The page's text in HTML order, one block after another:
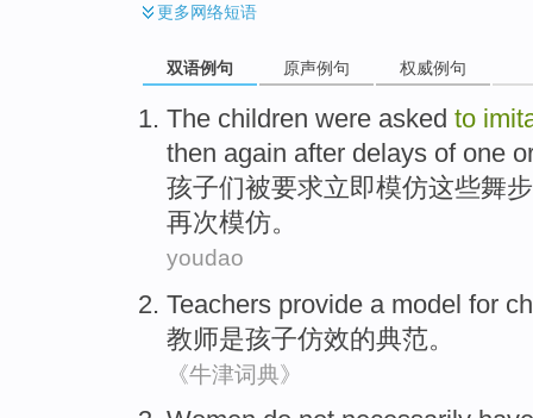
更多网络短语
双语例句 原声例句 权威例句
The children were asked to
then again after delays of one
孩子们被要求立即模仿这些舞步
再次模仿。
youdao
Teachers provide a model for
教师是孩子仿效的典范。
《牛津词典》